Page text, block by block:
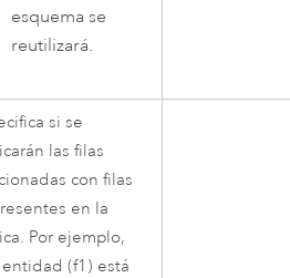
esquema se
reutilizará.
si se
las filas
con filas
en la
Por ejemplo,
(f1) está